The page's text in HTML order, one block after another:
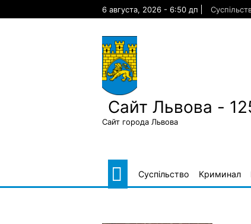
6 августа, 2026 - 6:50 дп
Сайт Львова -
Сайт города Львова
Суспільство Криминал